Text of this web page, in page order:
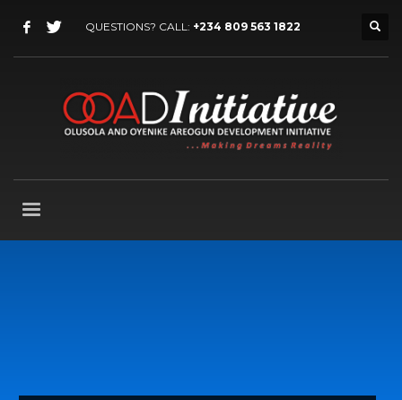
QUESTIONS? CALL: +234 809 563 1822